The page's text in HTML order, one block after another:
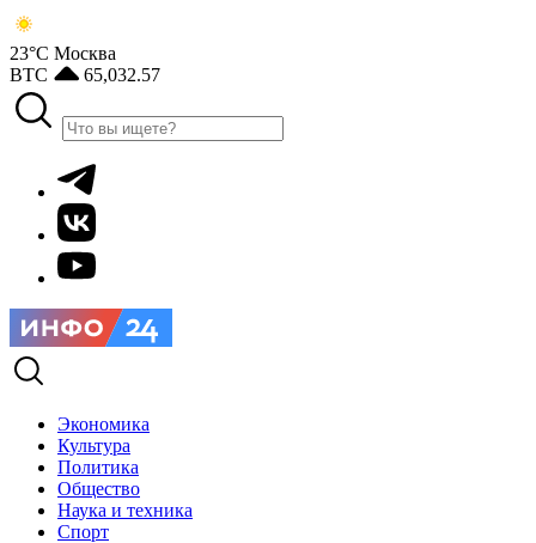
23°С Москва
BTC
65,032.57
Экономика
Культура
Политика
Общество
Наука и техника
Спорт